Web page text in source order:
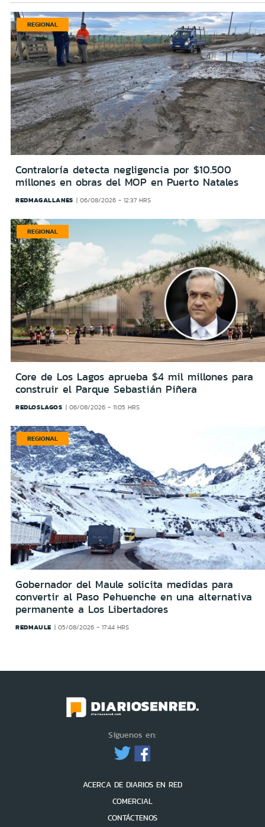
REGIONAL
Contraloría detecta negligencia por $10.500
millones en obras del MOP en Puerto Natales
REDMAGALLANES 06/08/2026 - 12:37 HRS
REGIONAL
Core de Los Lagos aprueba $4 mil millones para
construir el Parque Sebastián Piñera
REDLOSLAGOS 06/08/2026 - 11:05 HRS
REGIONAL
Gobernador del Maule solicita medidas para
convertir al Paso Pehuenche en una alternativa
permanente a Los Libertadores
REDMAULE 05/08/2026 - 17:44 HRS
Síguenos en:
ACERCA DE DIARIOS EN RED
COMERCIAL
CONTÁCTENOS